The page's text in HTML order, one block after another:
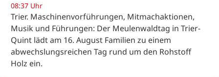
08:37 Uhr
Trier. Maschinenvorführungen, Mitmachaktionen,
Musik und Führungen: Der Meulenwaldtag in Trier-
Quint lädt am 16. August Familien zu einem
abwechslungsreichen Tag rund um den Rohstoff
Holz ein.